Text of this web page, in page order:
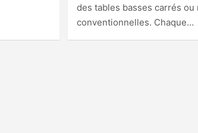
des tables basses carrés ou
conventionnelles. Chaque…